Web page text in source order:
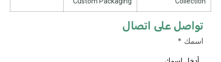
تواصل على اتصال
اسمك *